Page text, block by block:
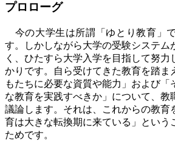
プロローグ
今の大学生は所謂「ゆとり教育」
す。しかしながら大学の受験システム
く、ひたすら大学入学を目指して努力
かりです。自ら受けてきた教育を踏ま
もたちに必要な資質や能力」および「
な教育を実践すべきか」について、教
議論します。それは、これからの教育
育は大きな転換期に来ている」という
ためです。